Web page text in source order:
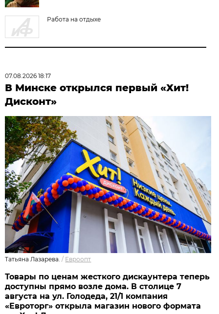
Работа на отдыхе
07.08.2026 18:17
В Минске открылся первый «Хит!
Дисконт»
Татьяна Лазарева. / Евроопт
Товары по ценам жесткого дискаунтера теперь
доступны прямо возле дома. В столице 7
августа на ул. Голодеда, 21/1 компания
«Евроторг» открыла магазин нового формата